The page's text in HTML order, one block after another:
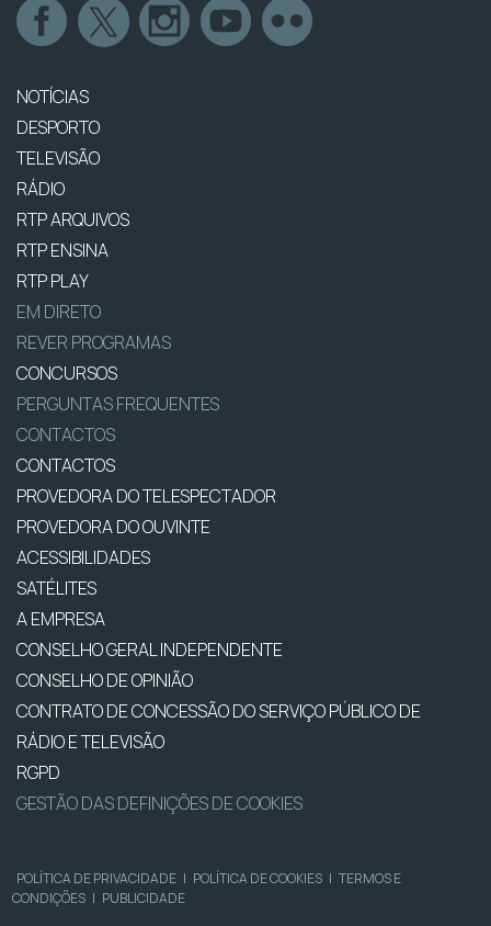
NOTÍCIAS
DESPORTO
TELEVISÃO
RÁDIO
RTP ARQUIVOS
RTP ENSINA
RTP PLAY
EM DIRETO
REVER PROGRAMAS
CONCURSOS
PERGUNTAS FREQUENTES
CONTACTOS
CONTACTOS
PROVEDORA DO TELESPECTADOR
PROVEDORA DO OUVINTE
ACESSIBILIDADES
SATÉLITES
A EMPRESA
CONSELHO GERAL INDEPENDENTE
CONSELHO DE OPINIÃO
CONTRATO DE CONCESSÃO DO SERVIÇO PÚBLICO DE
RÁDIO E TELEVISÃO
RGPD
GESTÃO DAS DEFINIÇÕES DE COOKIES
POLÍTICA DE PRIVACIDADE | POLÍTICA DE COOKIES | TERMOS E
CONDIÇÕES | PUBLICIDADE